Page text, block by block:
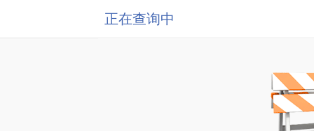
正在查询中